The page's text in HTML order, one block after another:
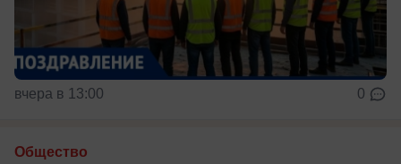
вчера в 13:00 0
Общество